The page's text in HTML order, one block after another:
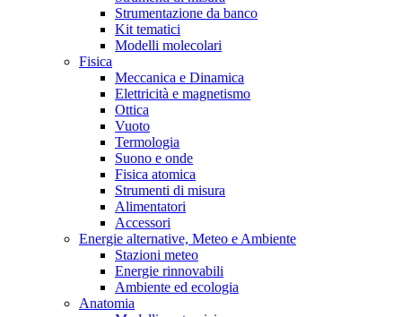
Strumentazione da banco
Kit tematici
Modelli molecolari
Fisica
Meccanica e Dinamica
Elettricità e magnetismo
Ottica
Vuoto
Termologia
Suono e onde
Fisica atomica
Strumenti di misura
Alimentatori
Accessori
Energie alternative, Meteo e Ambiente
Stazioni meteo
Energie rinnovabili
Ambiente ed ecologia
Anatomia